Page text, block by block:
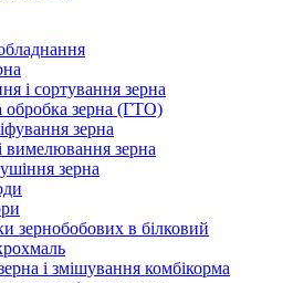
і сортування зерна
обробка зерна (ГТО)
зерна
вимелювання зерна
зерна
зернобобових в білковий
і змішування комбікорма